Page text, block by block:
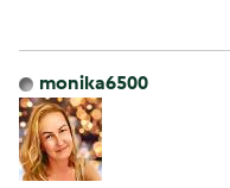
monika6500